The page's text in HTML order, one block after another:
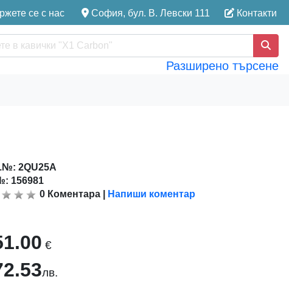
се с нас София, бул. В. Левски 111 Контакти
Разширено търсене
2QU25A
156981
0 Коментара Напиши коментар
€
лв.